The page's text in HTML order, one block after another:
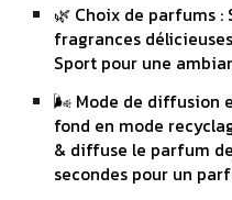
🌿 Choix de parfums :
fragrances
Sport pour une
🌬️ Mode de diffusion
fond en mode
& diffuse le parfum
secondes pour un